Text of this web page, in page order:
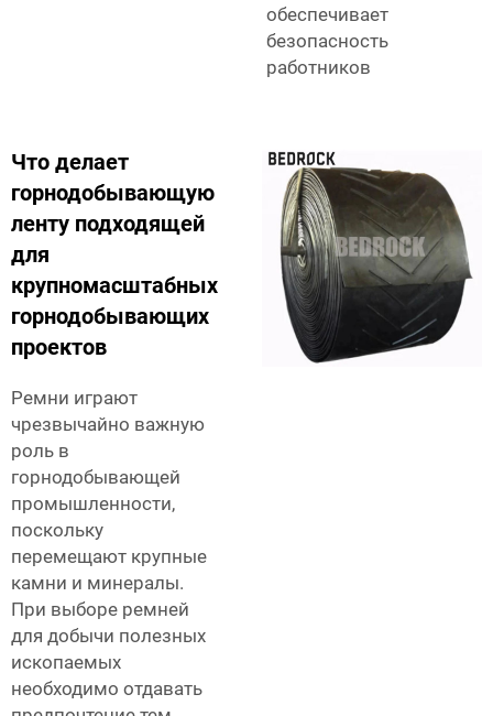
обеспечивает
безопасность
работников
Что делает
горнодобывающую
ленту подходящей
для
крупномасштабных
горнодобывающих
проектов
Ремни играют
чрезвычайно важную
роль в
горнодобывающей
промышленности,
поскольку
перемещают крупные
камни и минералы.
При выборе ремней
для добычи полезных
ископаемых
необходимо отдавать